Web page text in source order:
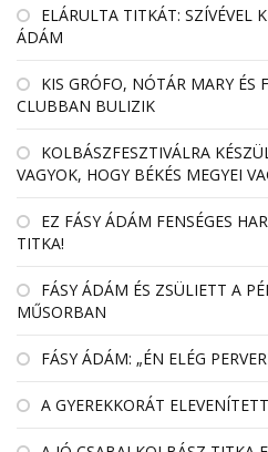
EL­ÁRULTA TIT­KÁT: SZÍ­VÉ­VEL
ÁDÁM
KIS GRÓFO, NÓTÁR MARY ÉS
CLUBBAN BULIZIK
KOLBÁSZFESZTIVÁLRA
VAGYOK, HOGY BÉKÉS MEGYEI
EZ FÁSY ÁDÁM FENSÉGES
TITKA!
FÁSY ÁDÁM ÉS ZSÜLIETT A
MŰSORBAN
FÁSY ÁDÁM: „ÉN ELÉG
A GYEREKKORÁT